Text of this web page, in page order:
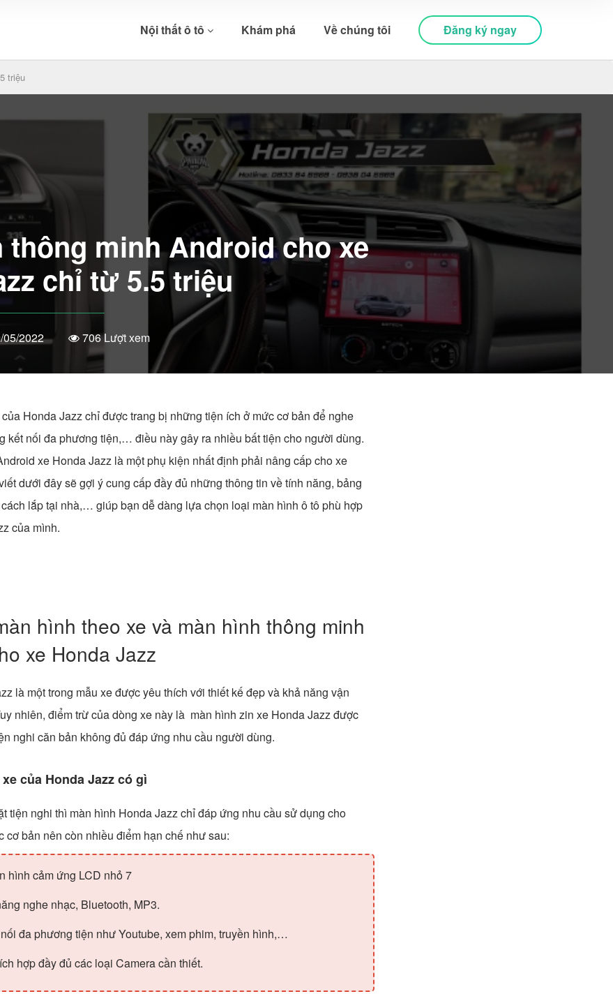
Nội thất ô tô Khám phá Về chúng tôi Đăng ký ngay
triệu
thông minh Android cho xe
chỉ từ 5.5 triệu
05/2022 706 Lượt xem
Honda Jazz chỉ được trang bị những tiện ích ở mức cơ bản để nghe
kết nối đa phương tiện,… điều này gây ra nhiều bất tiện cho người dùng.
xe Honda Jazz là một phụ kiện nhất định phải nâng cấp cho xe
dưới đây sẽ gợi ý cung cấp đầy đủ những thông tin về tính năng, bảng
lắp tại nhà,… giúp bạn dễ dàng lựa chọn loại màn hình ô tô phù hợp
của mình.
hình theo xe và màn hình thông minh
xe Honda Jazz
là một trong mẫu xe được yêu thích với thiết kế đẹp và khả năng vận
nhiên, điểm trừ của dòng xe này là màn hình zin xe Honda Jazz được
nghi căn bản không đủ đáp ứng nhu cầu người dùng.
của Honda Jazzcó gì
tiện nghi thì màn hình Honda Jazz chỉ đáp ứng nhu cầu sử dụng cho
cơ bản nên còn nhiều điểm hạn chế như sau:
hình cảm ứng LCD nhỏ 7
nghe nhạc, Bluetooth, MP3.
đa phương tiện như Youtube, xem phim, truyền hình,…
hợp đầy đủ các loại Camera cần thiết.